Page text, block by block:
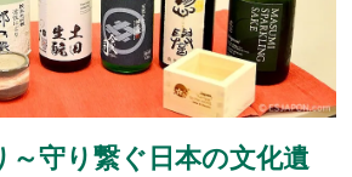
～守り繋ぐ日本の文化遺